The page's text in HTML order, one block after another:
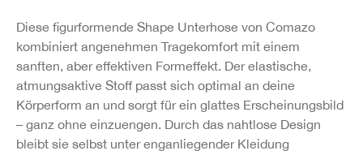
Diese figurformende Shape Unterhose von Comazo
kombiniert angenehmen Tragekomfort mit einem
sanften, aber effektiven Formeffekt. Der elastische,
atmungsaktive Stoff passt sich optimal an deine
Körperform an und sorgt für ein glattes Erscheinungsbild
– ganz ohne einzuengen. Durch das nahtlose Design
bleibt sie selbst unter enganliegender Kleidung